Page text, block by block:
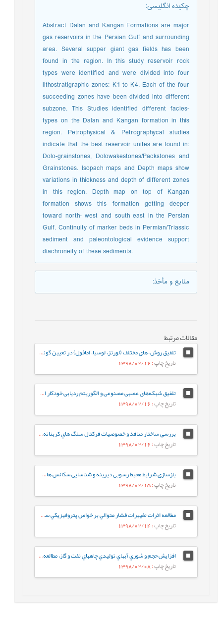
چکیده انگلیسی:
Abstract Dalan and Kangan Formations are major
gas reservoirs in the Persian Gulf and surrounding
area. Several supper giant gas fields has been
found in the region. In this study reservoir rock
types were identified and were divided into four
lithostratigraphic zones: K1 to K4. Each of the four
succeeding zones have been divided into different
subzone. This Studies identified different facies-
types on the Dalan and Kangan formation in this
region. Petrophysical & Petrographycal studies
indicate that the best reservoir unites are found in:
Dolo-grainstones, Dolowakestones/Packstones and
Grainstones. Isopach maps and Depth maps show
variations in thickness and depth of different zones
in this region. Depth map on top of Kangan
formation shows this formation getting deeper
toward north- west and south east in the Persian
Gulf. Continuity of marker beds in Permian/Triassic
sediment and paleontological evidence support
diachroneity of these sediments.
منابع و مأخذ:
مقالات مرتبط
تلفیق روش¬های مختلف (لورنز، لوسیا، امافول) در تعیین گونه های سنگی و واحدهای جریانی در سازند رازک با سن میوسن پایینی در میدان گازی سرخون، حوضه رسوبی زاگرس، جنوب شرقی ایران
تاریخ چاپ: 1398/02/16
تلفیق شبکه‌های عصبی مصنوعی و الگوریتم ردیابی خودکار احتمال گسل نازک شده، جهت شناسایی، تفسیر و استخراج گسل‌ها
تاریخ چاپ: 1398/02/16
بررسي ساختار منافذ و خصوصيات فرکتال سنگ هاي کربناته ريز دانه‌ي گرو و سرگلو با استفاده از آناليز جذب در فشار پايين نيتروژن
تاریخ چاپ: 1398/02/16
بازسازی شرایط محیط رسوبی دیرینه و شناسایی سکانس های رسوبی موجود در سازند قم براساس میکروفاسیس¬ها در ناحیه کهک (جنوب غرب قم)
تاریخ چاپ: 1398/02/15
مطالعه اثرات تغييرات فشار متوالي بر خواص پتروفيزيکي سنگ مخازن کربناته
تاریخ چاپ: 1398/02/14
افزايش حجم و شوري آبهاي توليدي چاههاي نفت و گاز، مطالعه موردي: مخزن گازي مزدوران
تاریخ چاپ: 1398/02/08